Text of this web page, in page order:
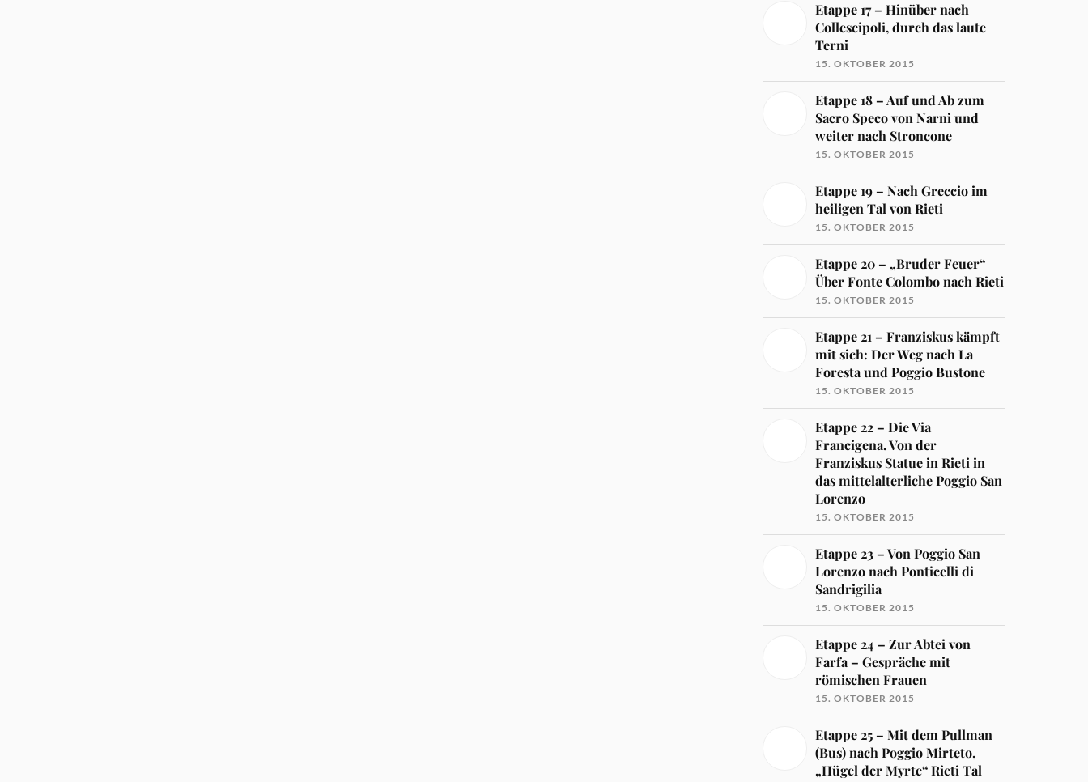
Etappe 17 – Hinüber nach
Collescipoli, durch das laute
Terni
15. OKTOBER 2015
Etappe 18 – Auf und Ab zum
Sacro Speco von Narni und
weiter nach Stroncone
15. OKTOBER 2015
Etappe 19 – Nach Greccio im
heiligen Tal von Rieti
15. OKTOBER 2015
Etappe 20 – „Bruder Feuer“
Über Fonte Colombo nach Rieti
15. OKTOBER 2015
Etappe 21 – Franziskus kämpft
mit sich: Der Weg nach La
Foresta und Poggio Bustone
15. OKTOBER 2015
Etappe 22 – Die Via
Francigena. Von der
Franziskus Statue in Rieti in
das mittelalterliche Poggio San
Lorenzo
15. OKTOBER 2015
Etappe 23 – Von Poggio San
Lorenzo nach Ponticelli di
Sandrigilia
15. OKTOBER 2015
Etappe 24 – Zur Abtei von
Farfa – Gespräche mit
römischen Frauen
15. OKTOBER 2015
Etappe 25 – Mit dem Pullman
(Bus) nach Poggio Mirteto,
„Hügel der Myrte“ Rieti Tal